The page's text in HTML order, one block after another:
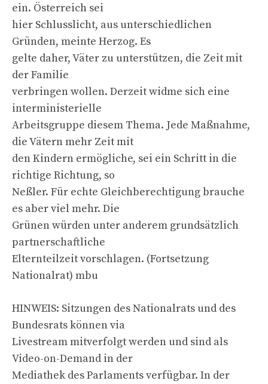
ein. Österreich sei
hier Schlusslicht, aus unterschiedlichen
Gründen, meinte Herzog. Es
gelte daher, Väter zu unterstützen, die Zeit mit
der Familie
verbringen wollen. Derzeit widme sich eine
interministerielle
Arbeitsgruppe diesem Thema. Jede Maßnahme,
die Vätern mehr Zeit mit
den Kindern ermögliche, sei ein Schritt in die
richtige Richtung, so
Neßler. Für echte Gleichberechtigung brauche
es aber viel mehr. Die
Grünen würden unter anderem grundsätzlich
partnerschaftliche
Elternteilzeit vorschlagen. (Fortsetzung
Nationalrat) mbu
HINWEIS: Sitzungen des Nationalrats und des
Bundesrats können via
Livestream mitverfolgt werden und sind als
Video-on-Demand in der
Mediathek des Parlaments verfügbar. In der